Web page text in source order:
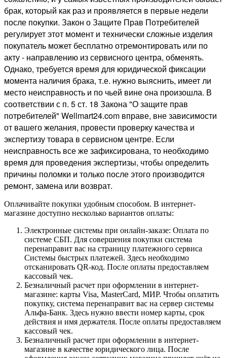
брак, который как раз и проявляется в первые недели
после покупки. Закон о Защите Прав Потребителей
регулирует этот момент и технически сложные изделия
покупатель может бесплатно отремонтировать или по
акту - направлению из сервисного центра, обменять.
Однако, требуется время для юридической фиксации
момента наличия брака, т.е. нужно выяснить, имеет ли
место неисправность и по чьей вине она произошла. В
соответствии с п. 5 ст. 18 Закона "О защите прав
потребителей" Wellmart24.com вправе, вне зависимости
от вашего желания, провести проверку качества и
экспертизу товара в сервисном центре. Если
неисправность все же зафиксирована, то необходимо
время для проведения экспертизы, чтобы определить
причины поломки и только после этого производится
ремонт, замена или возврат.
Оплачивайте покупки удобным способом. В интернет-
магазине доступно несколько вариантов оплаты:
Электронные системы при онлайн-заказе: Оплата по
системе СБП. Для совершения покупки система
перенаправит вас на страницу платежного сервиса
Системы быстрых платежей. Здесь необходимо
отсканировать QR-код. После оплаты предоставляем
кассовый чек.
Безналичный расчет при оформлении в интернет-
магазине: карты Visa, MasterCard, МИР. Чтобы оплатить
покупку, система перенаправит вас на сервер системы
Альфа-Банк. Здесь нужно ввести номер карты, срок
действия и имя держателя. После оплаты предоставляем
кассовый чек.
Безналичный расчет при оформлении в интернет-
магазине в качестве юридического лица. После